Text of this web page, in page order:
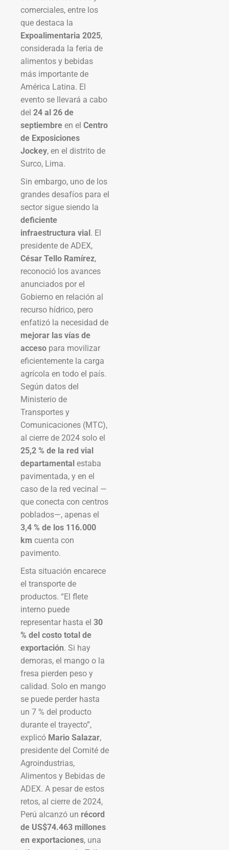
comerciales, entre los
que destaca la
Expoalimentaria 2025,
considerada la feria de
alimentos y bebidas
más importante de
América Latina. El
evento se llevará a cabo
del 24 al 26 de
septiembre en el Centro
de Exposiciones
Jockey, en el distrito de
Surco, Lima.
Sin embargo, uno de los
grandes desafíos para el
sector sigue siendo la
deficiente
infraestructura vial. El
presidente de ADEX,
César Tello Ramírez,
reconoció los avances
anunciados por el
Gobierno en relación al
recurso hídrico, pero
enfatizó la necesidad de
mejorar las vías de
acceso para movilizar
eficientemente la carga
agrícola en todo el país.
Según datos del
Ministerio de
Transportes y
Comunicaciones (MTC),
al cierre de 2024 solo el
25,2 % de la red vial
departamental estaba
pavimentada, y en el
caso de la red vecinal —
que conecta con centros
poblados—, apenas el
3,4 % de los 116.000
km cuenta con
pavimento.
Esta situación encarece
el transporte de
productos. “El flete
interno puede
representar hasta el 30
% del costo total de
exportación. Si hay
demoras, el mango o la
fresa pierden peso y
calidad. Solo en mango
se puede perder hasta
un 7 % del producto
durante el trayecto”,
explicó Mario Salazar,
presidente del Comité de
Agroindustrias,
Alimentos y Bebidas de
ADEX. A pesar de estos
retos, al cierre de 2024,
Perú alcanzó un récord
de US$74.463 millones
en exportaciones, una